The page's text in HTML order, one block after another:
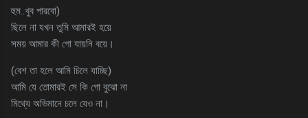
হুম..খুব পারবো)
ছিলে না যখন তুমি আমারই হয়ে
সময় আমার কী গো যায়নি বয়ে।
(বেশ তা হলে আমি চিলে যাচ্ছি)
আমি যে তোমারই সে কি গো বুঝো না
মিথ্যে অভিমানে চলে যেও না।